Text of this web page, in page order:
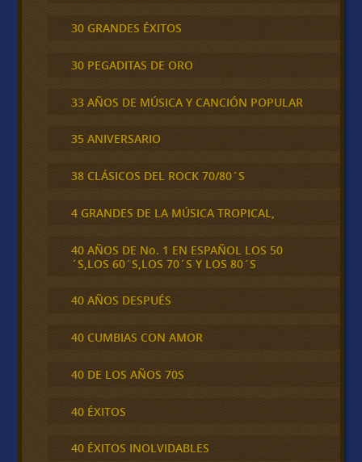
30 GRANDES ÉXITOS
30 PEGADITAS DE ORO
33 AÑOS DE MÚSICA Y CANCIÓN POPULAR
35 ANIVERSARIO
38 CLÁSICOS DEL ROCK 70/80´S
4 GRANDES DE LA MÚSICA TROPICAL,
40 AÑOS DE No. 1 EN ESPAÑOL LOS 50
´S,LOS 60´S,LOS 70´S Y LOS 80´S
40 AÑOS DESPUÉS
40 CUMBIAS CON AMOR
40 DE LOS AÑOS 70S
40 ÉXITOS
40 ÉXITOS INOLVIDABLES